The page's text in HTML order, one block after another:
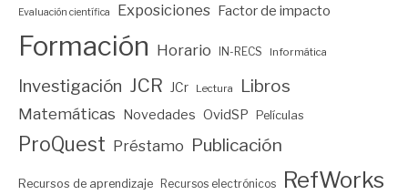
Evaluación científica Exposiciones Factor de impacto
Formación Horario IN-RECS Informática
Investigación JCR JCr Lectura Libros
Matemáticas Novedades OvidSP Películas
ProQuest Préstamo Publicación
Recursos de aprendizaje Recursos electrónicos RefWorks